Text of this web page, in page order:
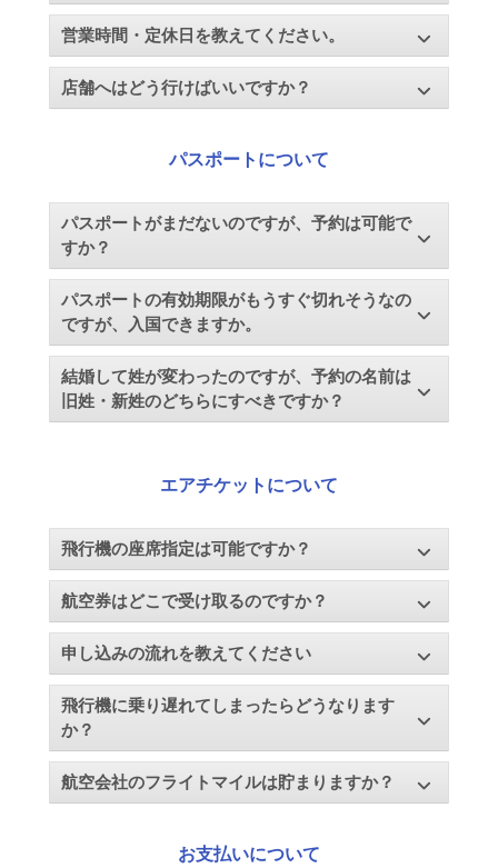
営業時間・定休日を教えてください。
店舗へはどう行けばいいですか？
パスポートについて
パスポートがまだないのですが、予約は可能で
すか？
パスポートの有効期限がもうすぐ切れそうなの
ですが、入国できますか。
結婚して姓が変わったのですが、予約の名前は
旧姓・新姓のどちらにすべきですか？
エアチケットについて
飛行機の座席指定は可能ですか？
航空券はどこで受け取るのですか？
申し込みの流れを教えてください
飛行機に乗り遅れてしまったらどうなります
か？
航空会社のフライトマイルは貯まりますか？
お支払いについて